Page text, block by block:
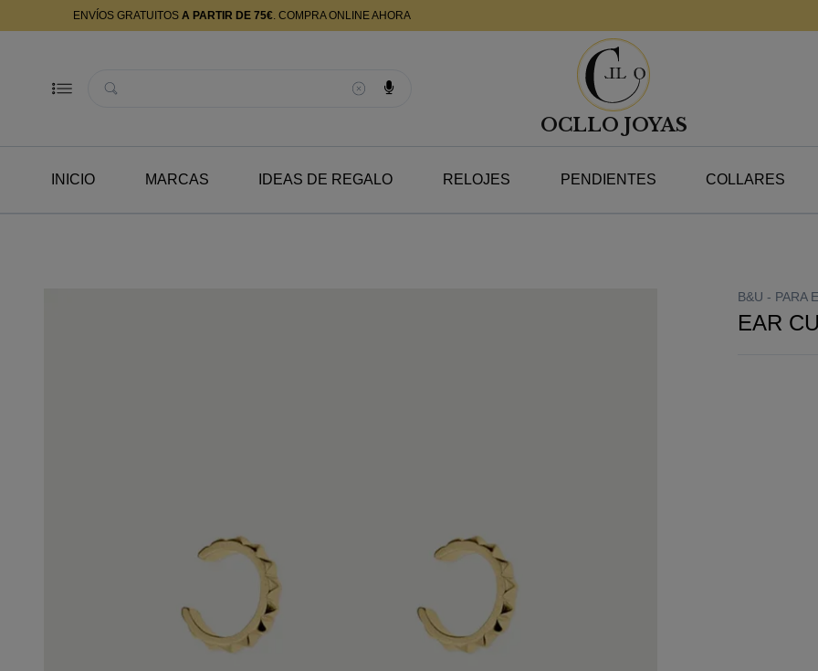
ENVÍOS GRATUITOS A PARTIR DE 75€. COMPRA ONLINE AHORA
Buscador
OCLLO JOYAS
INICIO MARCAS IDEAS DE REGALO RELOJES PENDIENTES COLLARES
B&U - PARA
EAR